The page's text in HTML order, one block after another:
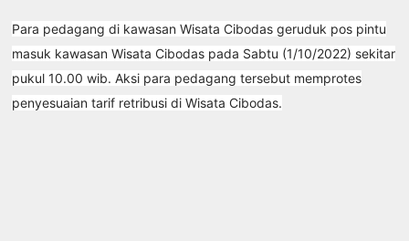
Para pedagang di kawasan Wisata Cibodas geruduk pos pintu
masuk kawasan Wisata Cibodas pada Sabtu (1/10/2022) sekitar
pukul 10.00 wib. Aksi para pedagang tersebut memprotes
penyesuaian tarif retribusi di Wisata Cibodas.